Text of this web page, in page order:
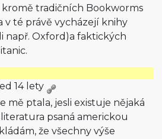
tradičních Bookworms
v té právě vycházejí knihy
např. Oxford)a faktických
14 lety
mě ptala, jesli existuje nějaká
literatura psaná americkou
že všechny výše